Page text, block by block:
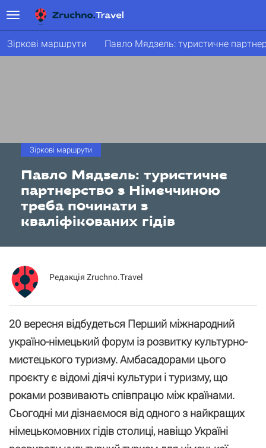
Зіркові маршрути
Зіркові маршрути
Павло Мядзель: туристичне
партнерство з Німеччиною
треба починати з
кваліфікованих гідів
Редакція Zruchno.Travel
20 вересня відбудеться Перший міжнародний
україно-німецький форум із розвитку культурно-
мистецького туризму. Амбасадорами цього
проєкту є відомі діячі культури і туризму, що
роками розвивають співпрацю між країнами.
Сьогодні ми дізнаємося від одного з найкращих
німецькомовних гідів столиці, навіщо Україні